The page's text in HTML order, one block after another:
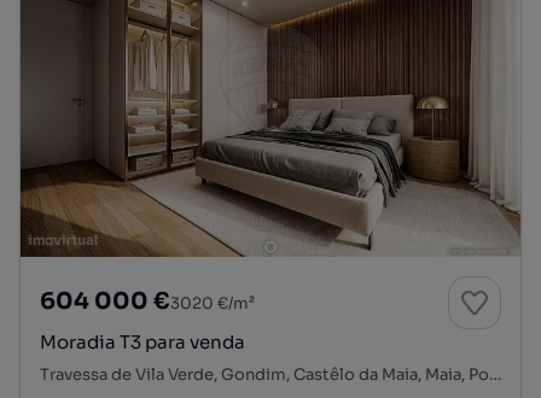
604 000 €3020 €/m²
Moradia T3 para venda
Travessa de Vila Verde, Gondim, Castêlo da Maia, Maia, Porto